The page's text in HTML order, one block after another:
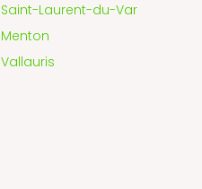
Saint-Laurent-du-Var
Menton
Vallauris